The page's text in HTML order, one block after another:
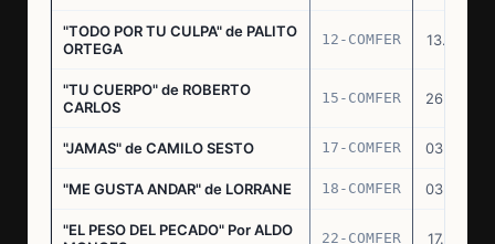
"TODO POR TU CULPA" de PALITO
ORTEGA
12-COMFER 13.05.76
"TU CUERPO" de ROBERTO
CARLOS
15-COMFER 26.05.76
"JAMAS" de CAMILO SESTO 17-COMFER 03.06.76
"ME GUSTA ANDAR" de LORRANE 18-COMFER 03.06.76
"EL PESO DEL PECADO" Por ALDO
22-COMFER 17.06.76